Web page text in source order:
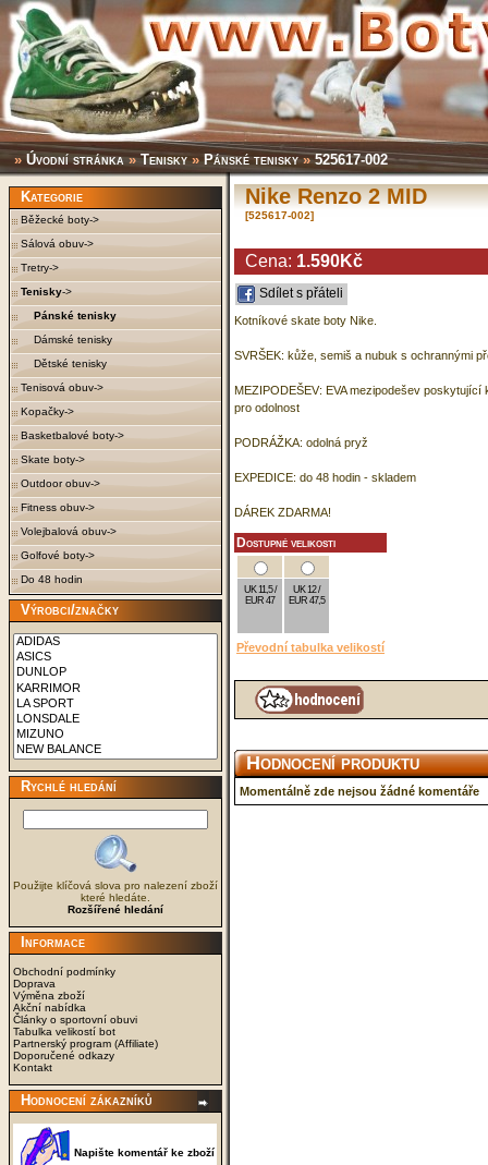
» Úvodní stránka»Tenisky » Pánské tenisky»525617-002
Kategorie
Běžecké boty->
Sálová obuv->
Tretry->
Tenisky->
Pánské tenisky
Dámské tenisky
Dětské tenisky
Tenisová obuv->
Kopačky->
Basketbalové boty->
Skate boty->
Outdoor obuv->
Fitness obuv->
Volejbalová obuv->
Golfové boty->
Do 48 hodin
Výrobci/značky
Rychlé hledání
Použijte klíčová slova pro nalezení zboží
které hledáte.
Rozšířené hledání
Informace
Obchodní podmínky
Doprava
Výměna zboží
Akční nabídka
Články o sportovní obuvi
Tabulka velikostí bot
Partnerský program (Affiliate)
Doporučené odkazy
Kontakt
Hodnocení zákazníků
Napište komentář ke zboží
Nike Renzo 2 MID
[525617-002]
Cena: 1.590Kč
Sdílet s přáteli
Kotníkové skate boty Nike.
SVRŠEK: kůže, semiš a nubuk s ochrannými
MEZIPODEŠEV: EVA mezipodešev
pro odolnost
PODRÁŽKA: odolná pryž
EXPEDICE: do 48 hodin - skladem
DÁREK ZDARMA!
Dostupné velikosti
UK 11,5 /
EUR 47
UK 12 /
EUR 47,5
Převodní tabulka velikostí
Hodnocení produktu
Momentálně zde nejsou žádné komentáře